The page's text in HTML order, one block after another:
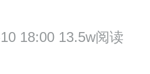
18:00 13.5w阅读